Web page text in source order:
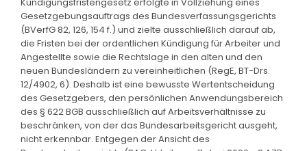
Gesetzgebungsauftrags des Bundesverfassungsgerichts
(BVerfG 82, 126, 154 f.) und zielte ausschließlich darauf ab,
die Fristen bei der ordentlichen Kündigung für Arbeiter und
Angestellte sowie die Rechtslage in den alten und den
neuen Bundesländern zu vereinheitlichen (RegE, BT-Drs.
12/4902, 6). Deshalb ist eine bewusste Wertentscheidung
des Gesetzgebers, den persönlichen Anwendungsbereich
des § 622 BGB ausschließlich auf Arbeitsverhältnisse zu
beschränken, von der das Bundesarbeitsgericht ausgeht,
nicht erkennbar. Entgegen der Ansicht des